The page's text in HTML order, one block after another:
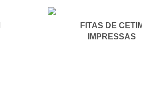
FITAS DE
IMPRESSAS